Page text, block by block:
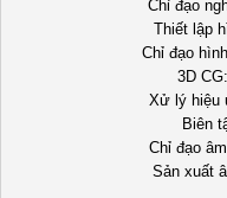
Chỉ đạo
Thiết lập
Chỉ đạo
3D
Xử lý hiệu
Biên
Chỉ đạo
Sản xuất